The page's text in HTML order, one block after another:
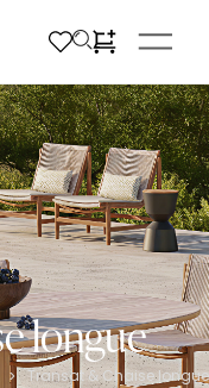
longue
> Transat & Chaise longue